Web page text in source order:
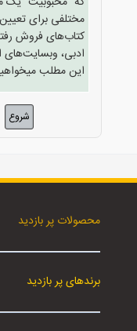
مختلفی برای
کتاب‌های فروش
ادبی،
این مطلب
شروع
محصولات پر بازدید
برندهای پر بازدید